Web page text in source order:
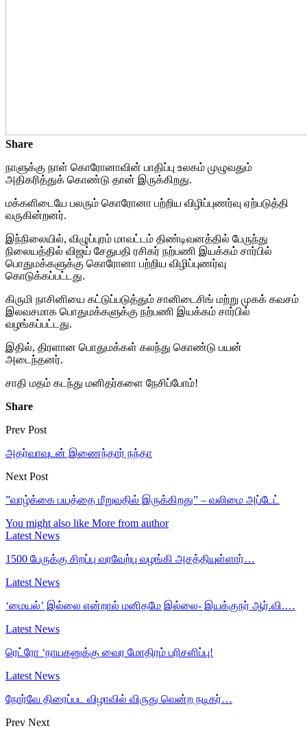
Share
நாளுக்கு நாள் கொரோனாவின் பாதிப்பு உலகம் முழுவதும்
அதிகரித்துக் கொண்டு தான் இருக்கிறது.
மக்களிடையே பலரும் கொரோனா பற்றிய விழிப்புணர்வு ஏற்படுத்தி
வருகின்றனர்.
இந்நிலையில், விழுப்புரம் மாவட்டம் திண்டிவனத்தில் பேருந்து
நிலையத்தில் விஜய் சேதுபதி ரசிகர் நற்பணி இயக்கம் சார்பில்
பொதுமக்களுக்கு கொரோனா பற்றிய விழிப்புணர்வு
கொடுக்கப்பட்டது.
கிருமி நாசினியை கட்டுப்படுத்தும் சானிடைசிங் மற்று முகக் கவசம்
இலவசமாக பொதுமக்களுக்கு நற்பணி இயக்கம் சார்பில்
வழங்கப்பட்டது.
இதில், திரளான பொதுமக்கள் கலந்து கொண்டு பயன்
அடைந்தனர்.
சாதி மதம் கடந்து மனிதர்களை நேசிப்போம்!
Share
Prev Post
அதர்வாவுடன் இணைந்தார் நந்தா
Next Post
”வாழ்க்கை பயத்தை மீறுவதில் இருக்கிறது” – வலிமை அப்டேட்
You might also like More from author
Latest News
1500 பேருக்கு சிறப்பு வரவேற்பு வழங்கி அசத்தியுள்ளார்…
Latest News
‘மையல்’ இல்லை என்றால் மனிதமே இல்லை- இயக்குநர் ஆர்.வி.…
Latest News
ரெட்ரோ ‘நாயகனுக்கு வைர மோதிரம் பரிசளிப்பு!
Latest News
நோர்வே திரைப்பட விழாவில் விருது வென்ற நடிகர்…
Prev Next